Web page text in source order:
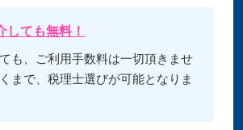
しても無料！
も、ご利用手数料は一切頂きませ
まで、税理士選びが可能となりま